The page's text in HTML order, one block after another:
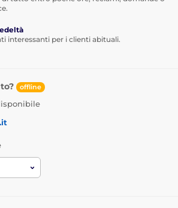
interessanti per i clienti abituali.
offline